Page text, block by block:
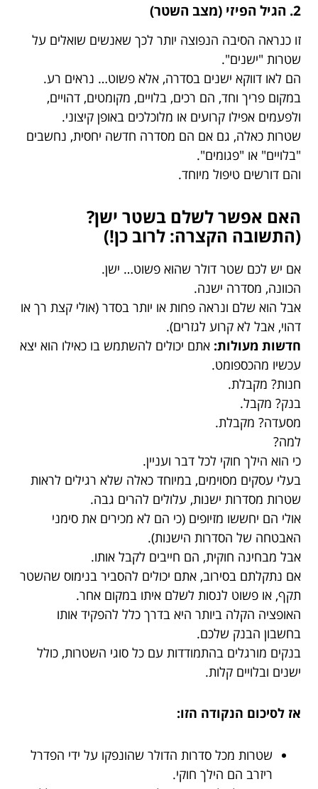
2. הגיל הפיזי (מצב השטר)
זו כנראה הסיבה הנפוצה יותר לכך שאנשים שואלים על
שטרות "ישנים".
הם לאו דווקא ישנים בסדרה, אלא פשוט… נראים רע.
במקום פריך וחד, הם רכים, בלויים, מקומטים, דהויים,
ולפעמים אפילו קרועים או מלוכלכים באופן קיצוני.
שטרות כאלה, גם אם הם מסדרה חדשה יחסית, נחשבים
"בלויים" או "פגומים".
והם דורשים טיפול מיוחד.
האם אפשר לשלם בשטר ישן?
(התשובה הקצרה: לרוב כן!)
אם יש לכם שטר דולר שהוא פשוט… ישן.
הכוונה, מסדרה ישנה.
אבל הוא שלם ונראה פחות או יותר בסדר (אולי קצת רך או
דהוי, אבל לא קרוע לגזרים).
חדשות מעולות: אתם יכולים להשתמש בו כאילו הוא יצא
עכשיו מהכספומט.
חנות? מקבלת.
בנק? מקבל.
מסעדה? מקבלת.
למה?
כי הוא הילך חוקי לכל דבר ועניין.
בעלי עסקים מסוימים, במיוחד כאלה שלא רגילים לראות
שטרות מסדרות ישנות, עלולים להרים גבה.
אולי הם יחששו מזיופים (כי הם לא מכירים את סימני
האבטחה של הסדרות הישנות).
אבל מבחינה חוקית, הם חייבים לקבל אותו.
אם נתקלתם בסירוב, אתם יכולים להסביר בנימוס שהשטר
תקף, או פשוט לנסות לשלם איתו במקום אחר.
האופציה הקלה ביותר היא בדרך כלל להפקיד אותו
בחשבון הבנק שלכם.
בנקים מורגלים בהתמודדות עם כל סוגי השטרות, כולל
ישנים ובלויים קלות.
אז לסיכום הנקודה הזו:
שטרות מכל סדרות הדולר שהונפקו על ידי הפדרל
ריזרב הם הילך חוקי.